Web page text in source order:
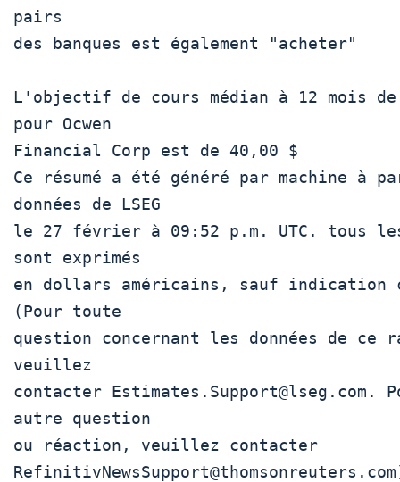
pairs
des banques est également "acheter"
L'objectif de cours médian à 12 mois
pour Ocwen
Financial Corp est de 40,00 $
Ce résumé a été généré par machine à
données de LSEG
le 27 février à 09:52 p.m. UTC. tous
sont exprimés
en dollars américains, sauf indication
(Pour toute
question concernant les données de ce
veuillez
contacter Estimates.Support@lseg.com.
autre question
ou réaction, veuillez contacter